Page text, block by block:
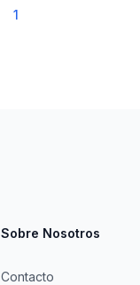
1
Sobre Nosotros
Contacto